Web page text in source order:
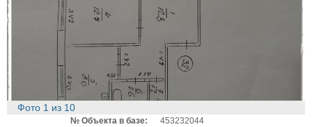
Фото 1 из 10
№ Объекта в базе:
453232044